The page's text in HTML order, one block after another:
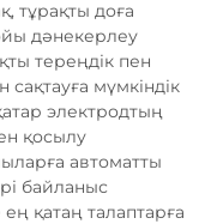
тұрақты доға
дәнекерлеу
тереңдік пен
мүмкіндік
электродтың
қосылу
автоматты
байланыс
қатаң талаптарға